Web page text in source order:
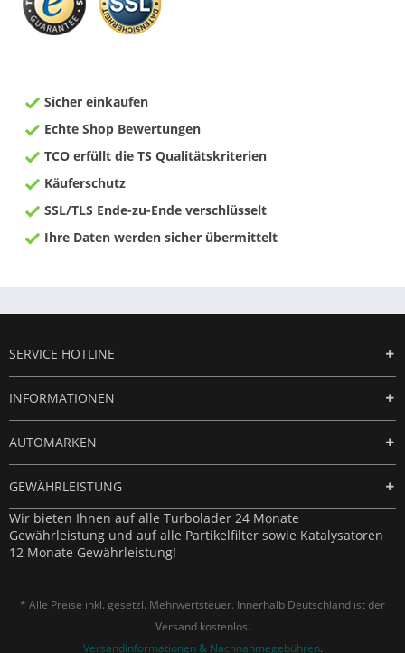
Sicher einkaufen
Echte Shop Bewertungen
TCO erfüllt die TS Qualitätskriterien
Käuferschutz
SSL/TLS Ende-zu-Ende verschlüsselt
Ihre Daten werden sicher übermittelt
SERVICE HOTLINE
INFORMATIONEN
AUTOMARKEN
GEWÄHRLEISTUNG
Wir bieten Ihnen auf alle Turbolader 24 Monate
Gewährleistung und auf alle Partikelfilter sowie Katalysatoren
12 Monate Gewährleistung!
* Alle Preise inkl. gesetzl. Mehrwertsteuer. Innerhalb Deutschland ist der
Versand kostenlos.
Versandinformationen & Nachnahmegebühren.